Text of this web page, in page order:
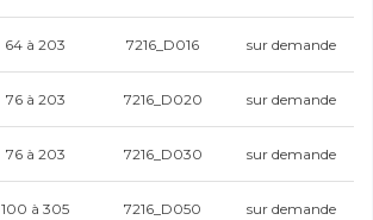
64 à 203 7216_D016 sur demande
76 à 203 7216_D020 sur demande
76 à 203 7216_D030 sur demande
100 à 305 7216_D050 sur demande